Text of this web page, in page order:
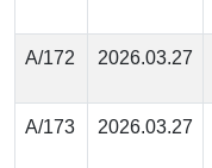
А/172 2026.03.27
А/173 2026.03.27